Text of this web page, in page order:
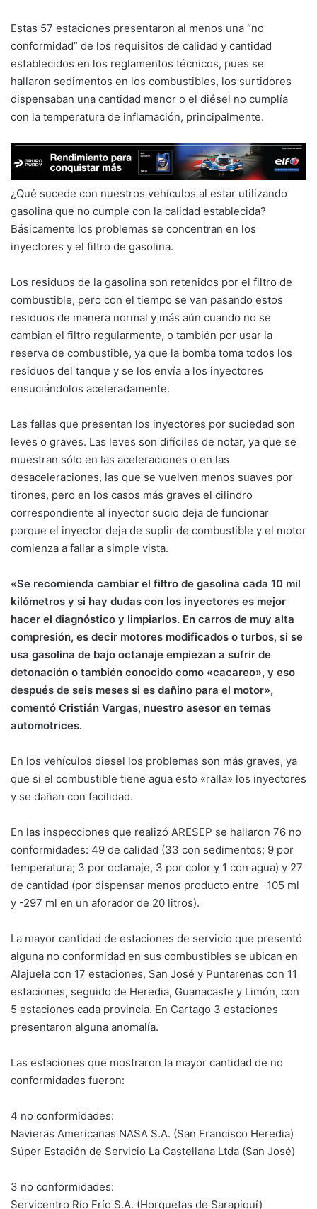
Estas 57 estaciones presentaron al menos una “no
conformidad” de los requisitos de calidad y cantidad
establecidos en los reglamentos técnicos, pues se
hallaron sedimentos en los combustibles, los surtidores
dispensaban una cantidad menor o el diésel no cumplía
con la temperatura de inflamación, principalmente.
¿Qué sucede con nuestros vehículos al estar utilizando
gasolina que no cumple con la calidad establecida?
Básicamente los problemas se concentran en los
inyectores y el filtro de gasolina.
Los residuos de la gasolina son retenidos por el filtro de
combustible, pero con el tiempo se van pasando estos
residuos de manera normal y más aún cuando no se
cambian el filtro regularmente, o también por usar la
reserva de combustible, ya que la bomba toma todos los
residuos del tanque y se los envía a los inyectores
ensuciándolos aceleradamente.
Las fallas que presentan los inyectores por suciedad son
leves o graves. Las leves son difíciles de notar, ya que se
muestran sólo en las aceleraciones o en las
desaceleraciones, las que se vuelven menos suaves por
tirones, pero en los casos más graves el cilindro
correspondiente al inyector sucio deja de funcionar
porque el inyector deja de suplir de combustible y el motor
comienza a fallar a simple vista.
«Se recomienda cambiar el filtro de gasolina cada 10 mil
kilómetros y si hay dudas con los inyectores es mejor
hacer el diagnóstico y limpiarlos. En carros de muy alta
compresión, es decir motores modificados o turbos, si se
usa gasolina de bajo octanaje empiezan a sufrir de
detonación o también conocido como «cacareo», y eso
después de seis meses si es dañino para el motor»,
comentó Cristián Vargas, nuestro asesor en temas
automotrices.
En los vehículos diesel los problemas son más graves, ya
que si el combustible tiene agua esto «ralla» los inyectores
y se dañan con facilidad.
En las inspecciones que realizó ARESEP se hallaron 76 no
conformidades: 49 de calidad (33 con sedimentos; 9 por
temperatura; 3 por octanaje, 3 por color y 1 con agua) y 27
de cantidad (por dispensar menos producto entre -105 ml
y -297 ml en un aforador de 20 litros).
La mayor cantidad de estaciones de servicio que presentó
alguna no conformidad en sus combustibles se ubican en
Alajuela con 17 estaciones, San José y Puntarenas con 11
estaciones, seguido de Heredia, Guanacaste y Limón, con
5 estaciones cada provincia. En Cartago 3 estaciones
presentaron alguna anomalía.
Las estaciones que mostraron la mayor cantidad de no
conformidades fueron:
4 no conformidades:
Navieras Americanas NASA S.A. (San Francisco Heredia)
Súper Estación de Servicio La Castellana Ltda (San José)
3 no conformidades:
Servicentro Río Frío S.A. (Horquetas de Sarapiquí)